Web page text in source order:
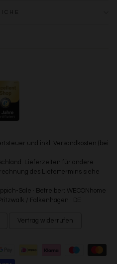
und inkl. Versandkosten (bei
Lieferzeiten für andere
des Liefertermins siehe
Sale · Betreiber: WECONhome
/ Falkenhagen · DE
Vertrag widerrufen